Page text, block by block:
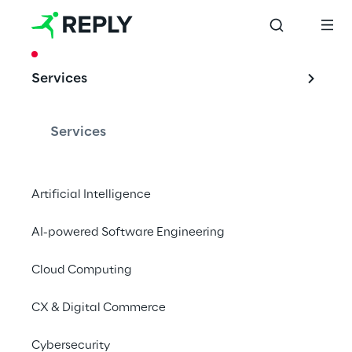
Services
Services
Artificial Intelligence
AI-powered Software Engineering
Cloud Computing
CX & Digital Commerce
Cybersecurity
Automatisierte
Qualitätskontrolle
Unternehmen Italcementi die
grundlegenden Bestandteil des Zements,